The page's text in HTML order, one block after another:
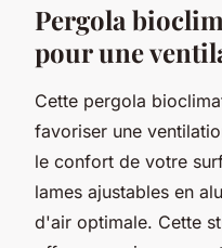
Pergola
pour une
Cette pergola
favoriser une
le confort de votre
lames ajustables en
d'air optimale. Cette